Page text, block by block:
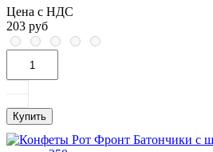
Цена с НДС
203 руб
Купить